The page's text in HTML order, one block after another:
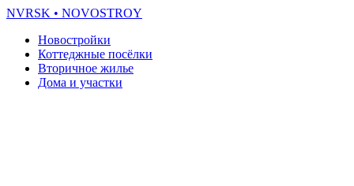
NVRSK • NOVOSTROY
Новостройки
Коттеджные посёлки
Вторичное жилье
Дома и участки